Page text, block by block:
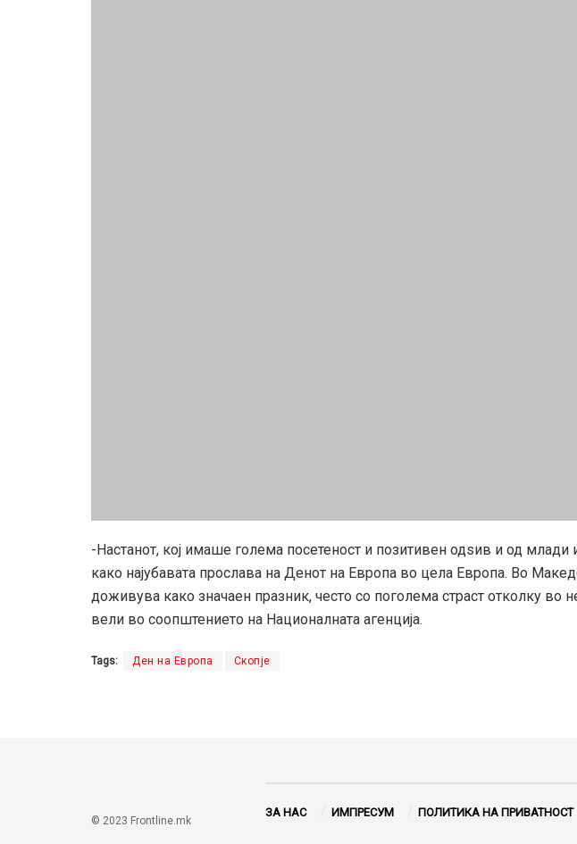
-Настанот, кој имаше голема посетеност и позитивен одѕив и од млади
како најубавата прослава на Денот на Европа во цела Европа. Во
доживува како значаен празник, често со поголема страст отколку во
вели во соопштението на Националната агенција.
Tags: Ден на Европа Скопје
© 2023 Frontline.mk
ЗА НАС ИМПРЕСУМ ПОЛИТИКА НА ПРИВАТНОСТ